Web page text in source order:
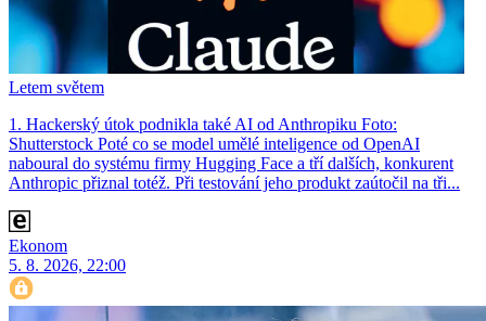
Letem světem
1. Hackerský útok podnikla také AI od Anthropiku Foto:
Shutterstock Poté co se model umělé inteligence od OpenAI
naboural do systému firmy Hugging Face a tří dalších, konkurent
Anthro­pic přiznal totéž. Při testování jeho produkt zaútočil na tři...
Ekonom
5. 8. 2026, 22:00